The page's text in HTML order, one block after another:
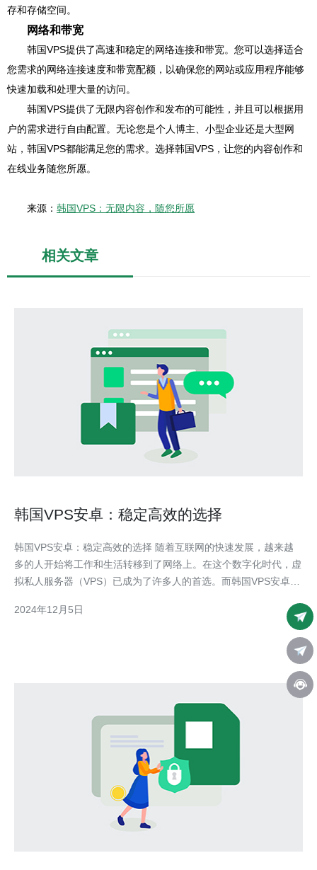
存和存储空间。
网络和带宽
韩国VPS提供了高速和稳定的网络连接和带宽。您可以选择适合
您需求的网络连接速度和带宽配额，以确保您的网站或应用程序能够
快速加载和处理大量的访问。
韩国VPS提供了无限内容创作和发布的可能性，并且可以根据用
户的需求进行自由配置。无论您是个人博主、小型企业还是大型网
站，韩国VPS都能满足您的需求。选择韩国VPS，让您的内容创作和
在线业务随您所愿。
来源： 韩国VPS：无限内容，随您所愿
相关文章
韩国VPS安卓：稳定高效的选择
韩国VPS安卓：稳定高效的选择 随着互联网的快速发展，越来越
多的人开始将工作和生活转移到了网络上。在这个数字化时代，虚
拟私人服务器（VPS）已成为了许多人的首选。而韩国VPS安卓则
线经验。 虚拟私人服务器（VPS）是一种基于虚拟化技术的服务
2024年12月5日